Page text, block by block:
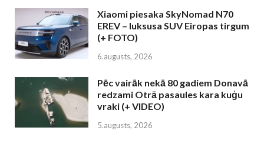
Xiaomi piesaka SkyNomad N70
EREV – luksusa SUV Eiropas tirgum
(+ FOTO)
6.augusts, 2026
Pēc vairāk nekā 80 gadiem Donavā
redzami Otrā pasaules kara kuģu
vraki (+ VIDEO)
5.augusts, 2026